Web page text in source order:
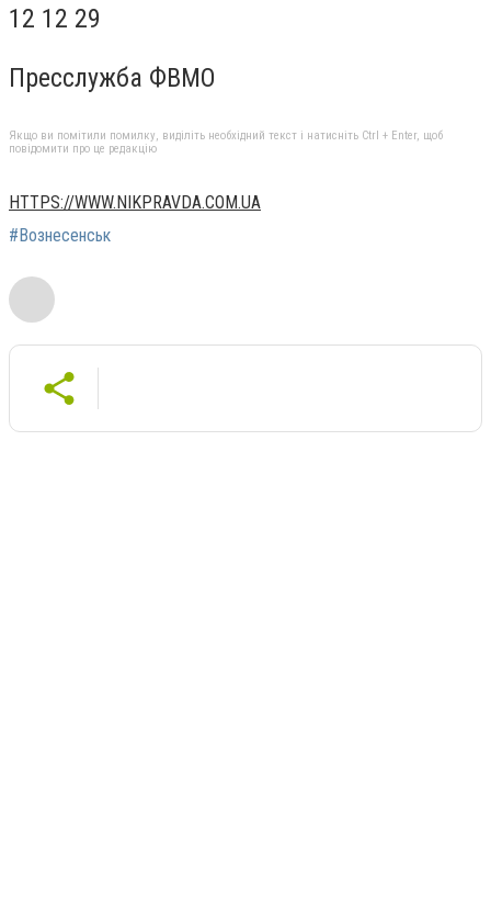
12 12 29
Пресслужба ФВМО
Якщо ви помітили помилку, виділіть необхідний текст і натисніть Ctrl + Enter, щоб
повідомити про це редакцію
HTTPS://WWW.NIKPRAVDA.COM.UA
#Вознесенськ